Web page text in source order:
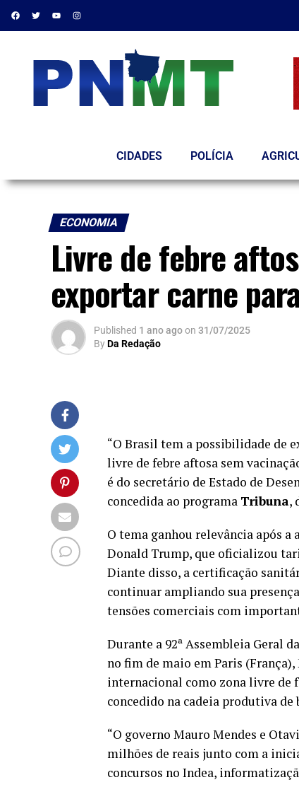
CIDADES POLÍCIA
ECONOMIA
Livre de febre
exportar carne
Published 1 ano agoon 31/07/2025
ByDa Redação
“O Brasil tem a possibilidade de
livre de febre aftosa sem
é do secretário de Estado de
concedida ao programa Tribuna,
O tema ganhou relevância após
Donald Trump, que oficializou
Diante disso, a certificação
continuar ampliando sua
tensões comerciais com
Durante a 92ª Assembleia Geral
no fim de maio em Paris
internacional como zona livre de
concedido na cadeia produtiva de
“O governo Mauro Mendes e
milhões de reais junto com a
concursos no Indea,